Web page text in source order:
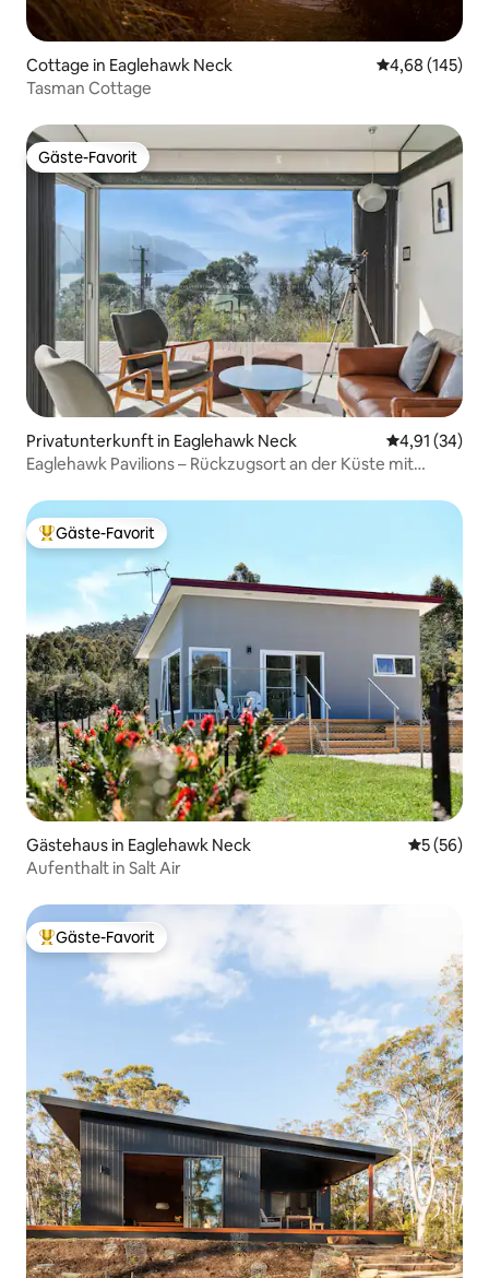
Cottage in Eaglehawk Neck
4,68 (145)
Tasman Cottage
Gäste-Favorit
Gäste-Favorit
Privatunterkunft in Eaglehawk Neck
4,91 (34)
Eaglehawk Pavilions – Rückzugsort an der Küste mit
Beliebter Gäste-Favorit.
Gäste-Favorit
Gästehaus in Eaglehawk Neck
5 (56)
Aufenthalt in Salt Air
Beliebter Gäste-Favorit.
Gäste-Favorit